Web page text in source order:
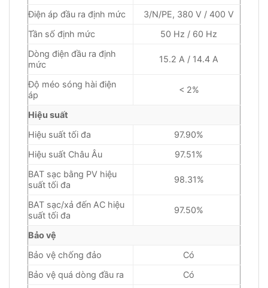
Điện áp đầu ra định mức
3/N/PE, 380 V / 400 V
Tần số định mức
50 Hz / 60 Hz
Dòng điện đầu ra định
mức
15.2 A / 14.4 A
Độ méo sóng hài điện
áp
< 2%
Hiệu suất
Hiệu suất tối đa
97.90%
Hiệu suất Châu Âu
97.51%
BAT sạc bằng PV hiệu
suất tối đa
98.31%
BAT sạc/xả đến AC hiệu
suất tối đa
97.50%
Bảo vệ
Bảo vệ chống đảo
Có
Bảo vệ quá dòng đầu ra
Có